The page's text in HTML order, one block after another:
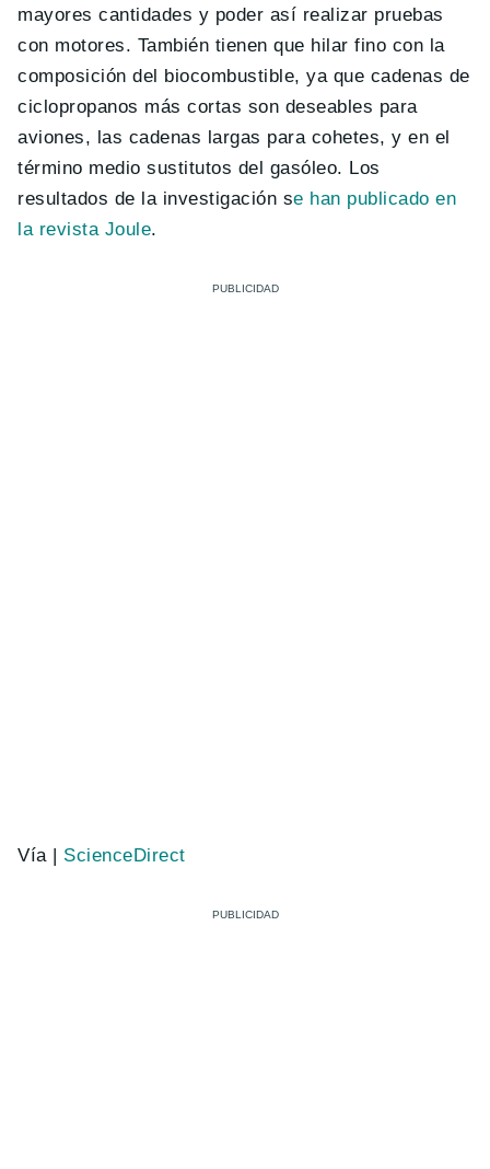
mayores cantidades y poder así realizar pruebas
con motores. También tienen que hilar fino con la
composición del biocombustible, ya que cadenas de
ciclopropanos más cortas son deseables para
aviones, las cadenas largas para cohetes, y en el
término medio sustitutos del gasóleo. Los
resultados de la investigación se han publicado en
la revista Joule.
Vía | ScienceDirect